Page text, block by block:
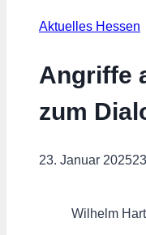
Aktuelles Hessen
Angriffe
zum
23. Januar 2025
Wilhelm